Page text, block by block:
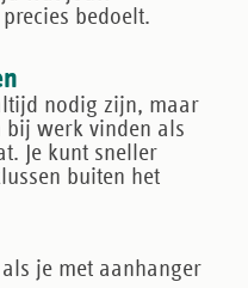
bedoelt.
nodig zijn, maar
bij werk vinden als
Je kunt sneller
buiten het
je met aanhanger